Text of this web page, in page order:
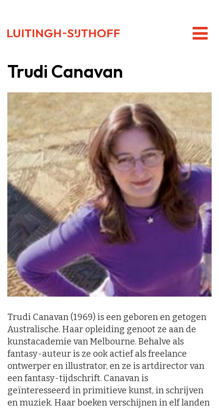
Trudi Canavan
Trudi Canavan (1969) is een geboren en getogen
Australische. Haar opleiding genoot ze aan de
kunstacademie van Melbourne. Behalve als
fantasy-auteur is ze ook actief als freelance
ontwerper en illustrator, en ze is artdirector van
een fantasy-tijdschrift. Canavan is
geïnteresseerd in primitieve kunst, in schrijven
en muziek. Haar boeken verschijnen in elf landen